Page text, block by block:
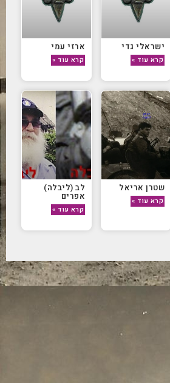
ישראלי גדי
קרא עוד »
ארזי עמי
קרא עוד »
שטרן אריאל
קרא עוד »
לב (ליבלה)
אפרים
קרא עוד »